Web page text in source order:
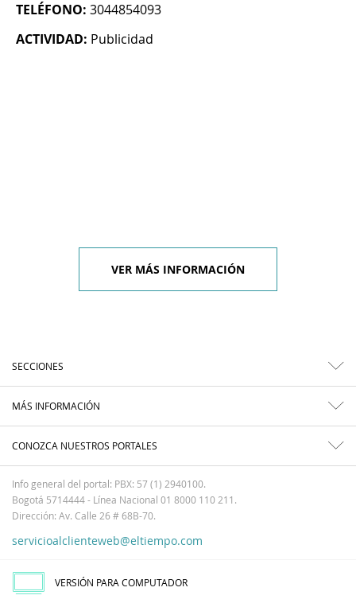
TELÉFONO: 3044854093
ACTIVIDAD: Publicidad
VER MÁS INFORMACIÓN
SECCIONES
MÁS INFORMACIÓN
CONOZCA NUESTROS PORTALES
Info general del portal: PBX: 57 (1) 2940100.
Bogotá 5714444 - Línea Nacional 01 8000 110 211.
Dirección: Av. Calle 26 # 68B-70.
servicioalclienteweb@eltiempo.com
VERSIÓN PARA COMPUTADOR